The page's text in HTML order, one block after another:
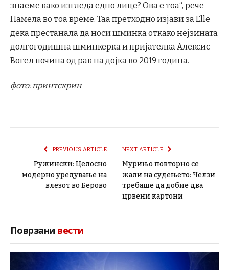
знаеме како изгледа едно лице? Ова е тоа“, рече
Памела во тоа време. Таа претходно изјави за Elle
дека престанала да носи шминка откако нејзината
долгогодишна шминкерка и пријателка Алексис
Вогел почина од рак на дојка во 2019 година.
фото: принтскрин
PREVIOUS ARTICLE
Ружински: Целосно
модерно уредување на
влезот во Берово
NEXT ARTICLE
Мурињо повторно се
жали на судењето: Челзи
требаше да добие два
црвени картони
Поврзани вести